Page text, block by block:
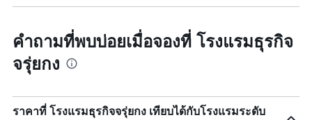
คำถามที่พบบ่อยเมื่อจองที่ โรงแรมธุรกิจ
จรุ่ยกง
ราคาที่ โรงแรมธุรกิจจรุ่ยกง เทียบได้กับโรงแรมระดับ